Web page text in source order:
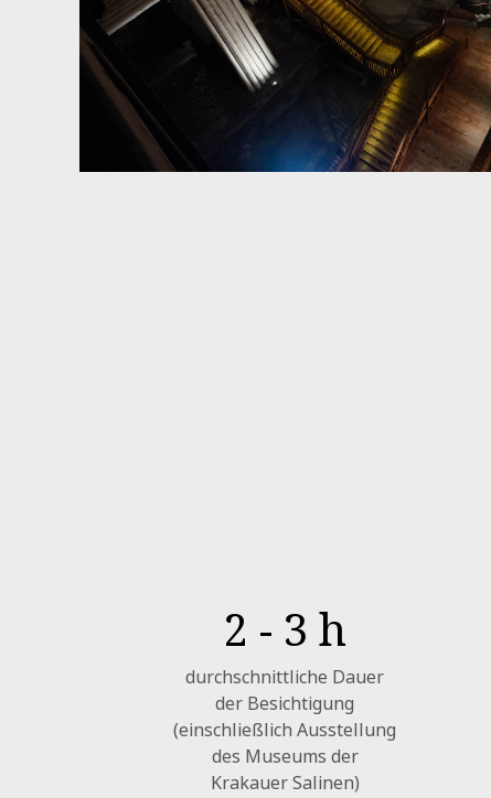
2 - 3 h
durchschnittliche Dauer
der Besichtigung
(einschließlich Ausstellung
des Museums der
Krakauer Salinen)